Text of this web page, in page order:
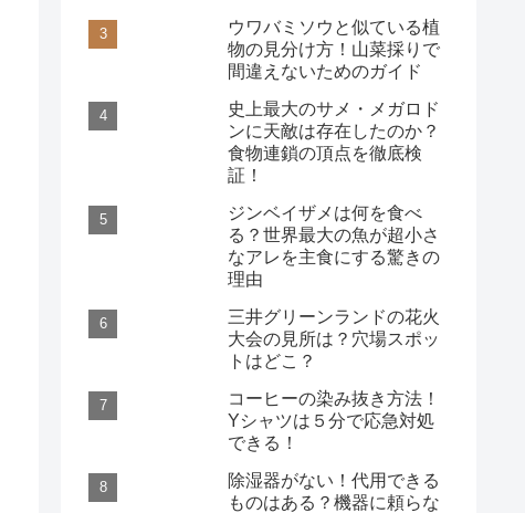
ウワバミソウと似ている植
物の見分け方！山菜採りで
間違えないためのガイド
史上最大のサメ・メガロド
ンに天敵は存在したのか？
食物連鎖の頂点を徹底検
証！
ジンベイザメは何を食べ
る？世界最大の魚が超小さ
なアレを主食にする驚きの
理由
三井グリーンランドの花火
大会の見所は？穴場スポッ
トはどこ？
コーヒーの染み抜き方法！
Yシャツは５分で応急対処
できる！
除湿器がない！代用できる
ものはある？機器に頼らな